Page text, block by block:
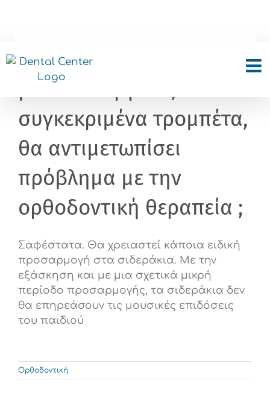
Το παιδί μου παίζει
μουσικό όργανο,
συγκεκριμένα τρομπέτα,
θα αντιμετωπίσει
πρόβλημα με την
ορθοδοντική θεραπεία ;
Σαφέστατα. Θα χρειαστεί κάποια ειδική
προσαρμογή στα σιδεράκια. Με την
εξάσκηση και με μια σχετικά μικρή
περίοδο προσαρμογής, τα σιδεράκια δεν
θα επηρεάσουν τις μουσικές επιδόσεις
του παιδιού
Ορθοδοντική